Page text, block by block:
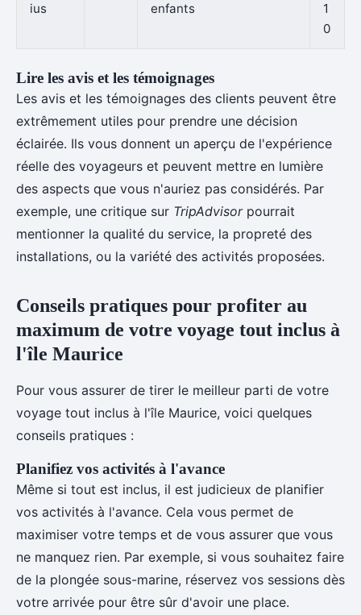
ius
enfants
1
0
Lire les avis et les témoignages
Les avis et les témoignages des clients peuvent être
extrêmement utiles pour prendre une décision
éclairée. Ils vous donnent un aperçu de l'expérience
réelle des voyageurs et peuvent mettre en lumière
des aspects que vous n'auriez pas considérés. Par
exemple, une critique sur TripAdvisorpourrait
mentionner la qualité du service, la propreté des
installations, ou la variété des activités proposées.
Conseils pratiques pour profiter au
maximum de votre voyage tout inclus à
l'île Maurice
Pour vous assurer de tirer le meilleur parti de votre
voyage tout inclus à l'île Maurice, voici quelques
conseils pratiques :
Planifiez vos activités à l'avance
Même si tout est inclus, il est judicieux de planifier
vos activités à l'avance. Cela vous permet de
maximiser votre temps et de vous assurer que vous
ne manquez rien. Par exemple, si vous souhaitez faire
de la plongée sous-marine, réservez vos sessions dès
votre arrivée pour être sûr d'avoir une place.